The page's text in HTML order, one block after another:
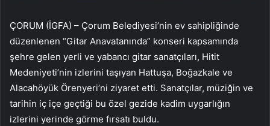
ÇORUM (İGFA) – Çorum Belediyesi’nin ev sahipliğinde
düzenlenen “Gitar Anavatanında” konseri kapsamında
şehre gelen yerli ve yabancı gitar sanatçıları, Hitit
Medeniyeti’nin izlerini taşıyan Hattuşa, Boğazkale ve
Alacahöyük Örenyeri’ni ziyaret etti. Sanatçılar, müziğin ve
tarihin iç içe geçtiği bu özel gezide kadim uygarlığın
izlerini yerinde görme fırsatı buldu.